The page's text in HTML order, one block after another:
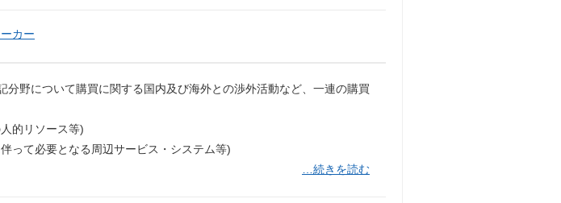
カー
分野について購買に関する国内及び海外との渉外活動など、一連の購買
的リソース等)
って必要となる周辺サービス・システム等)
…続きを読む